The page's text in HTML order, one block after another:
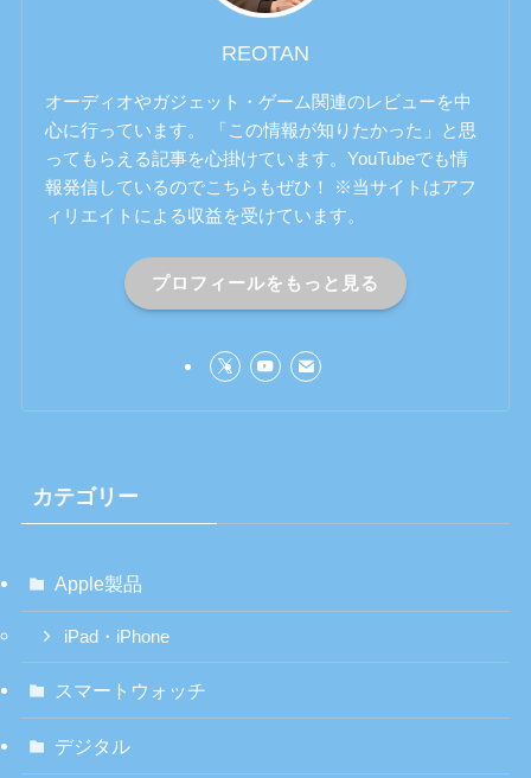
REOTAN
オーディオやガジェット・ゲーム関連のレビューを中
心に行っています。 「この情報が知りたかった」と思
ってもらえる記事を心掛けています。YouTubeでも情
報発信しているのでこちらもぜひ！ ※当サイトはアフ
ィリエイトによる収益を受けています。
プロフィールをもっと見る
カテゴリー
Apple製品
iPad・iPhone
スマートウォッチ
デジタル